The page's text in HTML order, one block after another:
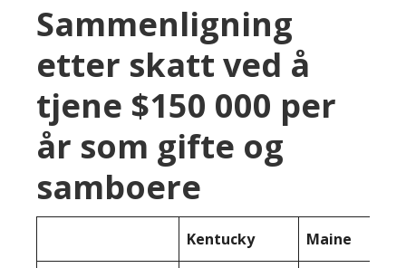
Sammenligning
etter skatt ved å
tjene $150 000 per
år som gifte og
samboere
Kentucky Maine